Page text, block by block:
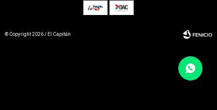
© Copyright 2026 / El Capitán